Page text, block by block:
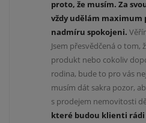
proto, že musím. Za
vždy udělám
nadmíru spokojeni.
Jsem přesvědčená o tom,
produkt nebo cokoliv
rodina, bude to pro vás
musím dát sakra pozor,
s prodejem nemovitosti
které budou klienti